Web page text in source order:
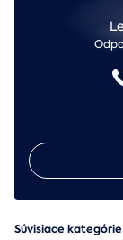
Súvisiace kategórie